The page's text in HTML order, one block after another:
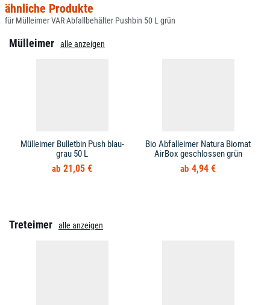
ähnliche Produkte
für Mülleimer VAR Abfallbehälter Pushbin 50 L grün
Mülleimer alle anzeigen
Mülleimer Bulletbin Push blau-
grau 50 L
21,05 €
Bio Abfalleimer Natura Biomat
AirBox geschlossen grün
4,94 €
Treteimer alle anzeigen